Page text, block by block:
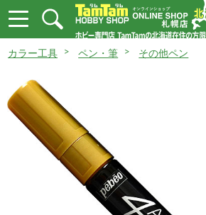
カラー工具 ペン・筆 その他ペン